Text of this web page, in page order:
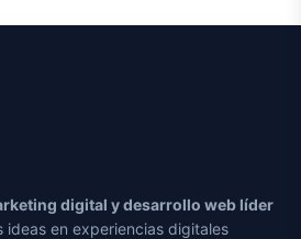
digital y desarrollo web líder
ideas en experiencias digitales